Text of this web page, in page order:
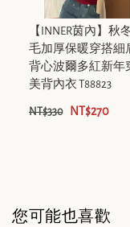
【INNER茵內】秋
毛加厚保暖穿搭細
背心波爾多紅新年
美背內衣 T88823
NT$330 NT$270
您可能也喜歡